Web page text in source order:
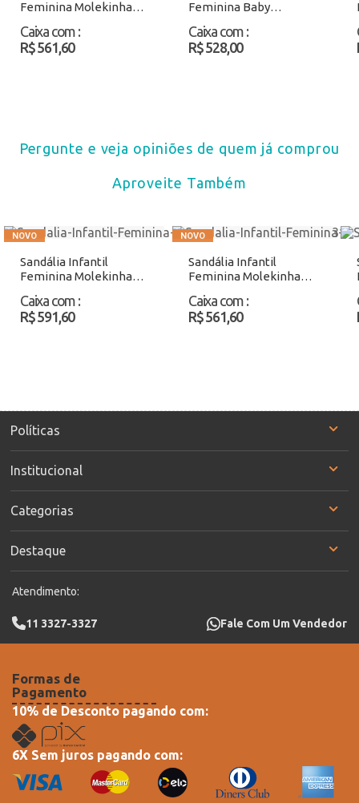
Feminina Molekinha
Caixa com :
R$ 561,60
Feminina Baby
Verde Atacado
Caixa com :
R$ 528,00
Pergunte e veja opiniões de quem já comprou
Aproveite Também
Sandália Infantil
Feminina Molekinha
Caixa com :
R$ 591,60
Sandália Infantil
Feminina Molekinha
Atacado
Caixa com :
R$ 561,60
Políticas
Institucional
Categorias
Destaque
Atendimento:
11 3327-3327 Fale Com Um Vendedor
Formas de
Pagamento
10% de Desconto pagando com:
6X Sem juros pagando com: